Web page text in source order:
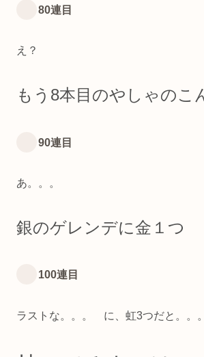
80連目
え？
もう8本目のやしゃのこ
90連目
あ。。。
銀のゲレンデに金１つ
100連目
ラストな。。。 に、虹3つだと。。。